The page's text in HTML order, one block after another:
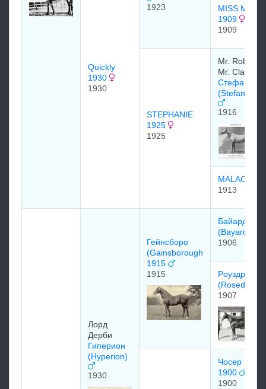
Quickly
1930
1930
1923
MISS
1909
1909
STEPHANIE
1925
1925
Mr.
Mr. Clark
Стефан Тзе
(Stefan The
1916
1913
Лоpд
Дepби
Гиперион
(Hyperion)
1930
Гейнсборо
(Gainsborough
1915
1915
Бaйaрдо
(Bayardo)
1906
Рoуздрoп
(Rosedrop)
1907
Чосер
1900
1900